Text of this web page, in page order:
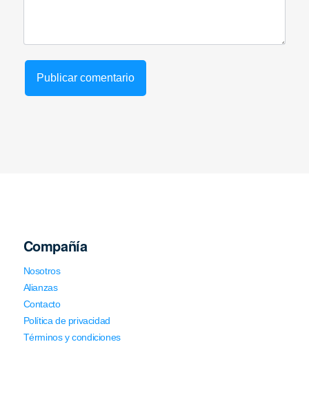
Compañía
Nosotros
Alianzas
Contacto
Política de privacidad
Términos y condiciones